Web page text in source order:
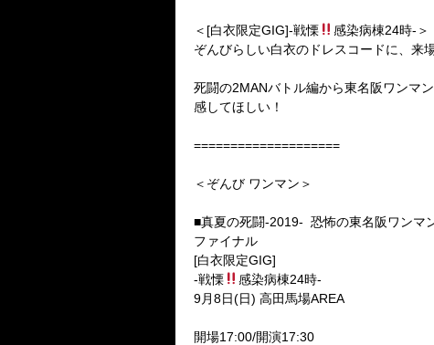
＜[白衣限定GIG]-戦慄
感染病棟24時-＞
ぞんびらしい白衣のドレスコードに、来
死闘の2MANバトル編から東名阪ワンマ
感してほしい！
====================
＜ぞんび ワンマン＞
■真夏の死闘-2019- 恐怖の東名阪ワンマ
ファイナル
[白衣限定GIG]
-戦慄
感染病棟24時-
9月8日(日) 高田馬場AREA
開場17:00/開演17:30